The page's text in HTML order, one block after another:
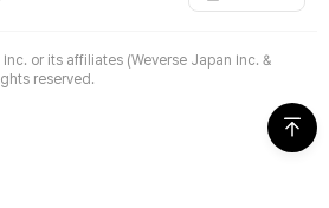
or its affiliates (Weverse Japan Inc. &
reserved.